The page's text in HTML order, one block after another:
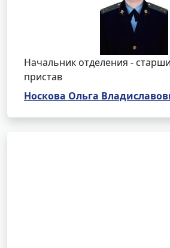
Начальник отделения -
пристав
Носкова Ольга